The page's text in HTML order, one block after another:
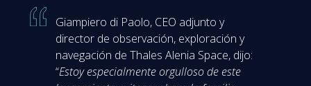
Giampiero di Paolo, CEO adjunto y
director de observación, exploración y
navegación de Thales Alenia Space, dijo:
“Estoy especialmente orgulloso de este